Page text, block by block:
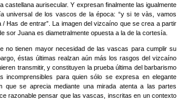
castellana aurisecular. Y expresan finalmente las igualmente
universal de los vascos de la época: “y si te vàs, vamos
/ Has de entrar”. La imagen del vizcaíno que se crea a partir
sor Juana es diametralmente opuesta a la de la cortesía.
no tienen mayor necesidad de las vascas para cumplir su
éstas últimas realzan aún más los rasgos del vizcaíno
transmitir, y constituyen la prueba última del barbarismo
incomprensibles para quien sólo se expresa en elegante
que se aprecia mediante una mirada atenta a las partes
razonable pensar que las vascas, inscritas en un contexto